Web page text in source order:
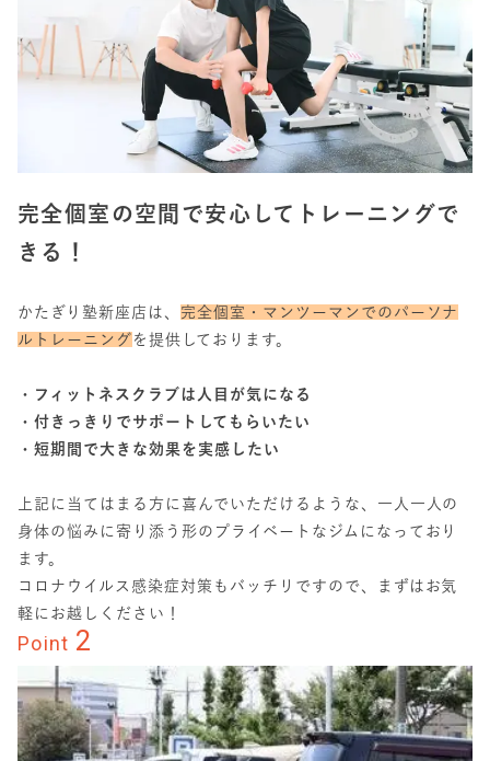
完全個室の空間で安心してトレーニングで
きる！
かたぎり塾新座店は、 完全個室・マンツーマンでのパーソナ
ルトレーニング を提供しております。
・フィットネスクラブは人目が気になる
・付きっきりでサポートしてもらいたい
・短期間で大きな効果を実感したい
上記に当てはまる方に喜んでいただけるような、一人一人の
身体の悩みに寄り添う形のプライベートなジムになっており
ます。
コロナウイルス感染症対策もバッチリですので、まずはお気
軽にお越しください！
Point 2